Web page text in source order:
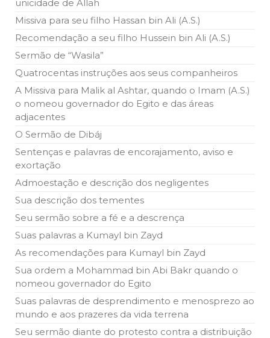
todos os irmãos e irmãs um novo
Falecimento do Imam Ali Ibn Al-Hussein
(A.S.)
data em que relembramos o martírio do quarto Imam dos
(A.S.), conhecido por “Zein Al-Ábidin” (Formosura
NOTÍCIAS
Centro Islâmico no Brasil recebe o ex-
ministro das Relações Exteriores da
Na noite da quinta-feira, 03 de Abril, o Centro Islâmico no
Brasil recebeu em sua sede, em São Paulo, o ex-ministro das
Relações Exteriores da República Islâmica do Irã, Sr. Kamal
Kharrazi, que encontra-se visitando
unicidade de Allah
Missiva para seu filho Hassan bin Ali (A.S.)
Recomendação a seu filho Hussein bin Ali (A.S.)
Sermão de “Wasila”
Quatrocentas instruções aos seus companheiros
A Missiva para Malik al Ashtar, quando o Imam (A.S.)
o nomeou governador do Egito e das áreas
adjacentes
O Sermão de Dibáj
Sentenças e palavras de encorajamento, aviso e
exortação
Admoestação e descrição dos negligentes
Sua descrição dos tementes
Seu sermão sobre a fé e a descrença
Suas palavras a Kumayl bin Zayd
As recomendações para Kumayl bin Zayd
Sua ordem a Mohammad bin Abi Bakr quando o
nomeou governador do Egito
Suas palavras de desprendimento e menosprezo ao
mundo e aos prazeres da vida terrena
Seu sermão diante do protesto contra a distribuição